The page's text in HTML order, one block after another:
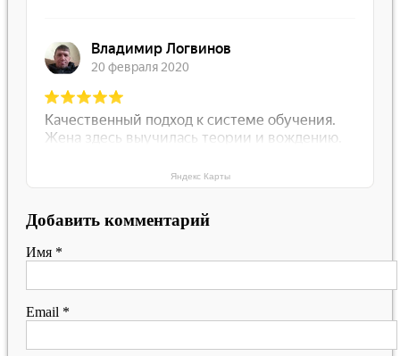
Яндекс Карты
Добавить комментарий
Имя *
Email *